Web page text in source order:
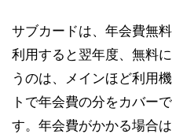
サブカードは、年会費無
利用すると翌年度、無料
うのは、メインほど利用
トで年会費の分をカバー
す。年会費がかかる場合